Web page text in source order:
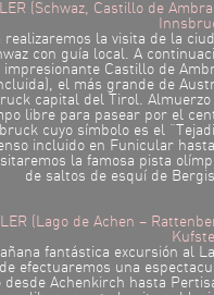
(Schwaz, Castillo de
realizaremos la visita de la
con guía local. A
Castillo de
el más grande de
capital del Tirol. Almuerzo
libre para pasear por el
cuyo símbolo es el
incluido en Funicular
la famosa pista
de saltos de esquí de
(Lago de Achen –
fantástica excursión al
efectuaremos una
desde Achenkirch hasta